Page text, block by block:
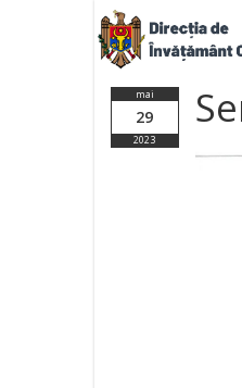
mai
29
2023